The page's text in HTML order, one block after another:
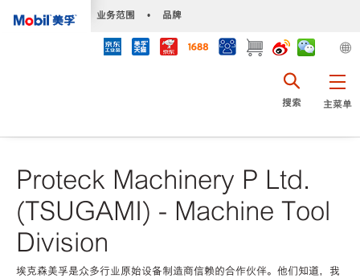
业务范围 • 品牌
主菜单
搜索
Proteck Machinery P Ltd.
(TSUGAMI) - Machine Tool
Division
埃克森美孚是众多行业原始设备制造商信赖的合作伙伴。他们知道，我